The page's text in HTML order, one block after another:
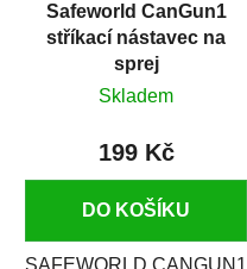
Safeworld CanGun1
stříkací nástavec na
sprej
Skladem
199 Kč
DO KOŠÍKU